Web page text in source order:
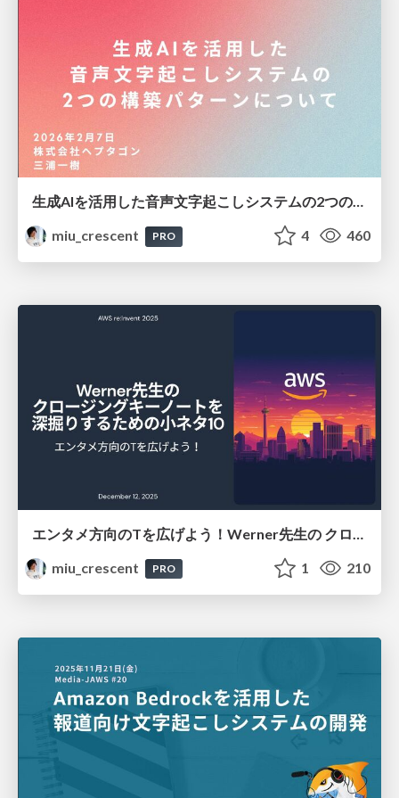
生成AIを活用した音声文字起こしシステムの2つの構築パターンについて
miu_crescent
PRO 4 460
エンタメ方向のTを広げよう！Werner先生の クロージングキーノートを 深掘りするための小ネタ10
miu_crescent
PRO 1 210